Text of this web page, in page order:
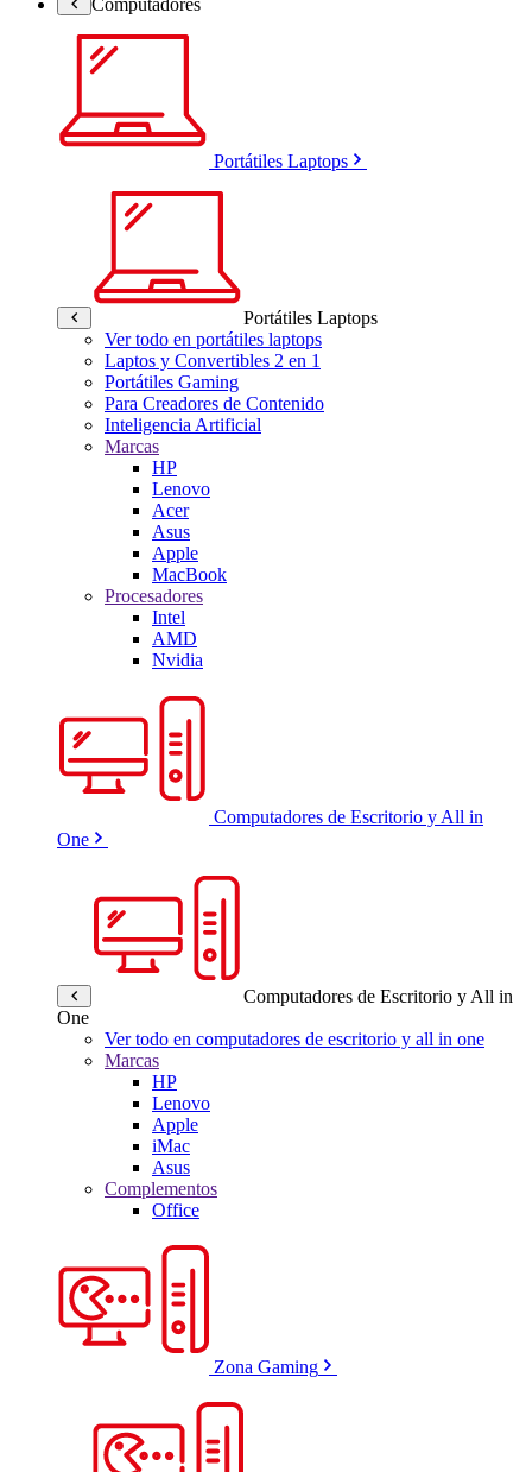
Portátiles Laptops
Portátiles Laptops
Ver todo en portátiles laptops
Laptos y Convertibles 2 en 1
Portátiles Gaming
Para Creadores de Contenido
Inteligencia Artificial
Marcas
HP
Lenovo
Acer
Asus
Apple
MacBook
Procesadores
Intel
AMD
Nvidia
Computadores de Escritorio y All in
One
Computadores de Escritorio y All in
One
Ver todo en computadores de escritorio y all in one
Marcas
HP
Lenovo
Apple
iMac
Asus
Complementos
Office
Zona Gaming